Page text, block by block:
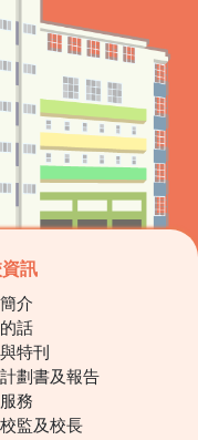
訊
介
話
特刊
劃書及報告
務
監及校長